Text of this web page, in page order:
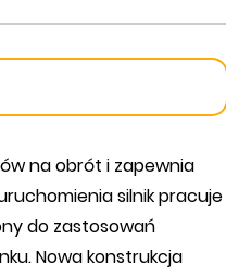
na obrót i zapewnia
silnik pracuje
do zastosowań
Nowa konstrukcja